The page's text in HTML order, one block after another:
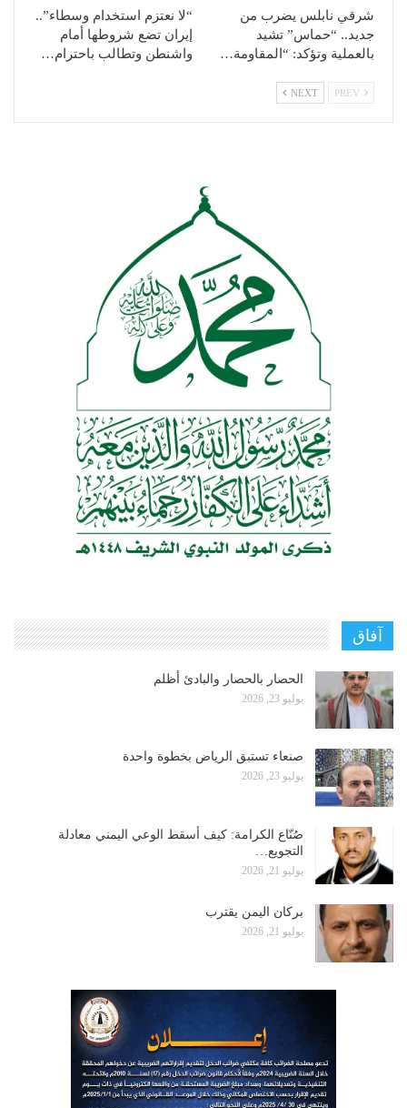
شرقي نابلس يضرب من
جديد.. “حماس” تشيد
بالعملية وتؤكد: “المقاومة…
“لا نعتزم استخدام وسطاء”..
إيران تضع شروطها أمام
واشنطن وتطالب باحترام…
NEXT
آفاق
الحصار بالحصار والبادئ أظلم
يوليو 23, 2026
صنعاء تستبق الرياض بخطوة واحدة
يوليو 23, 2026
صُنّاع الكرامة: كيف أسقط الوعي اليمني معادلة
التجويع…
يوليو 21, 2026
بركان اليمن يقترب
يوليو 21, 2026